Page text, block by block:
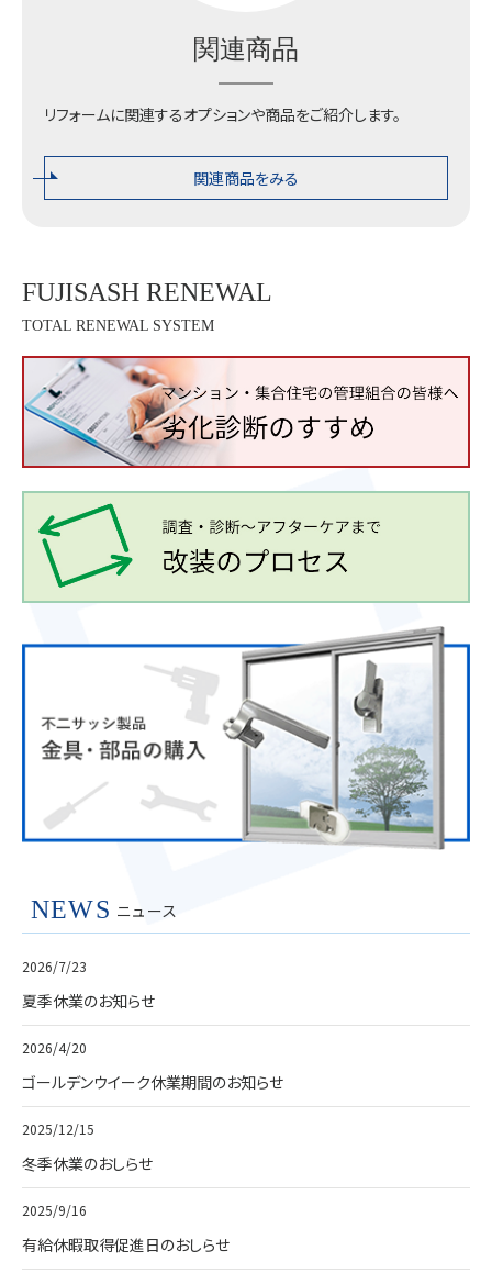
関連商品
リフォームに関連するオプションや商品をご紹介します。
関連商品をみる
FUJISASH RENEWAL
TOTAL RENEWAL SYSTEM
NEWS ニュース
2026/7/23
夏季休業のお知らせ
2026/4/20
ゴールデンウイーク休業期間のお知らせ
2025/12/15
冬季休業のおしらせ
2025/9/16
有給休暇取得促進日のおしらせ